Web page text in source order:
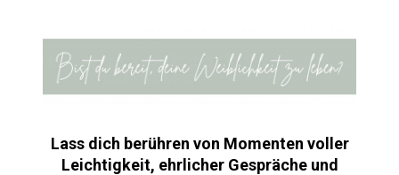
Lass dich berühren von Momenten voller
Leichtigkeit, ehrlicher Gespräche und